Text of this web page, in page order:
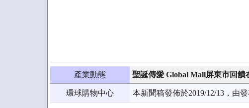
產業動態 聖誕傳愛 Global Mall屏東市回饋
環球購物中心 本新聞稿發佈於2019/12/13，由